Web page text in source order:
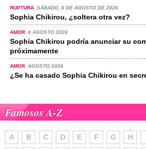
RUPTURA SÁBADO, 8 DE AGOSTO DE 2026
Sophia Chikirou, ¿soltera otra vez?
AMOR 4 AGOSTO 2026
Sophia Chikirou podría anunciar su
próximamente
AMOR AGOSTO 2026
¿Se ha casado Sophia Chikirou en
Famosos A-Z
A B C D E F G H